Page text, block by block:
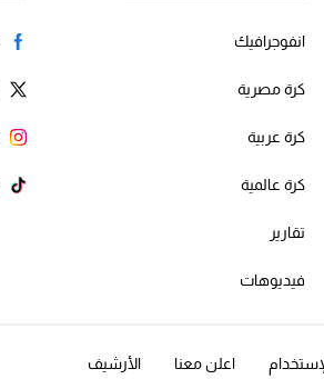
انفوجرافيك
كرة مصرية
كرة عربية
كرة عالمية
تقارير
فيديوهات
اعلن معنا الأرشيف